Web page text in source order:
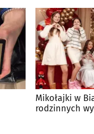
Mikołajki w
rodzinnych